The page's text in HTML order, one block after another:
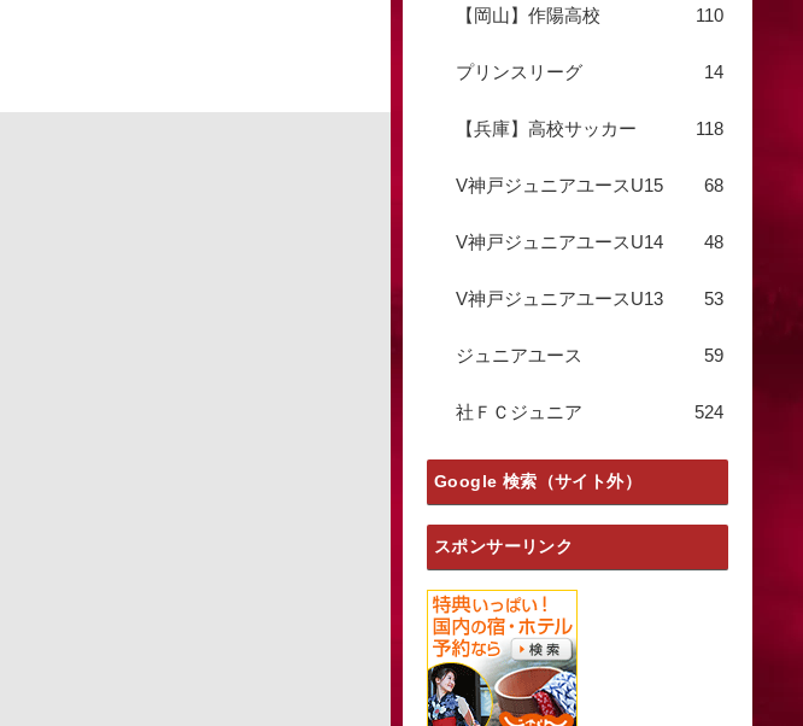
【岡山】作陽高校 110
プリンスリーグ 14
【兵庫】高校サッカー 118
V神戸ジュニアユースU15 68
V神戸ジュニアユースU14 48
V神戸ジュニアユースU13 53
ジュニアユース 59
社ＦＣジュニア 524
Google 検索（サイト外）
スポンサーリンク